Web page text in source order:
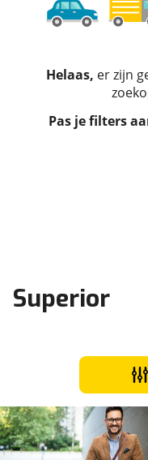
Helaas, er zijn
Pas je filters
Superior